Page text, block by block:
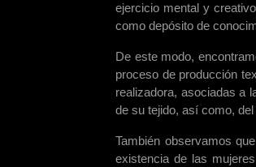
ejercicio mental y
como depósito de
De este modo,
proceso de producción
realizadora, asociadas a
de su tejido, así como,
También observamos
existencia de las